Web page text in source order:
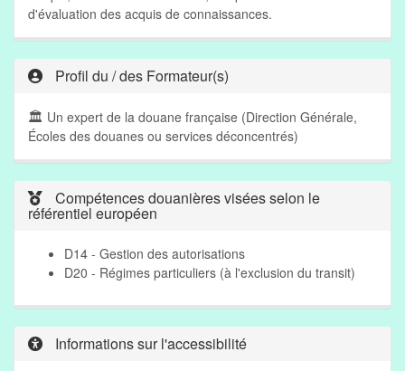
d'évaluation des acquis de connaissances.
Profil du / des Formateur(s)
🏛 Un expert de la douane française (Direction Générale,
Écoles des douanes ou services déconcentrés)
Compétences douanières visées selon le
référentiel européen
D14 - Gestion des autorisations
D20 - Régimes particuliers (à l'exclusion du transit)
Informations sur l'accessibilité